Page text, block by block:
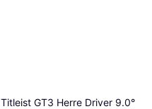
Titleist GT3 Herre Driver 9.0°